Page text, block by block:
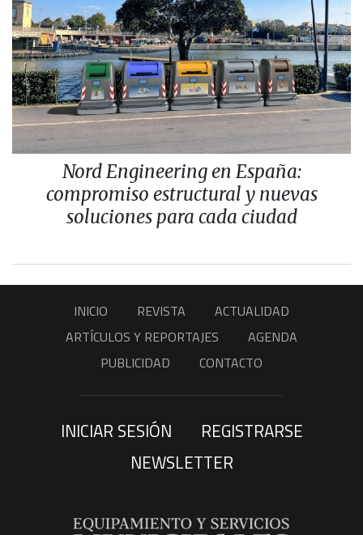
Nord Engineering en España:
compromiso estructural y nuevas
soluciones para cada ciudad
INICIO REVISTA
ACTUALIDAD
ARTÍCULOS Y REPORTAJES
AGENDA
PUBLICIDAD
CONTACTO
INICIAR SESIÓN
REGISTRARSE
NEWSLETTER